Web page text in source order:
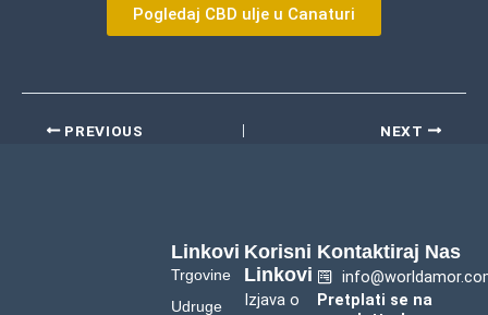
Pogledaj CBD ulje u Canaturi
PREVIOUS NEXT
Korisni
Linkovi
Izjava o
Linkovi
Trgovine
Udruge
Kontaktiraj Nas
Pretplati se na